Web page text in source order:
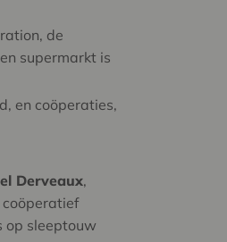
de
supermarkt is
en coöperaties,
Derveaux,
op sleeptouw